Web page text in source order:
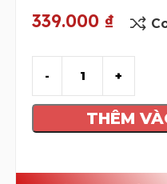
339.000 ₫
THÊM